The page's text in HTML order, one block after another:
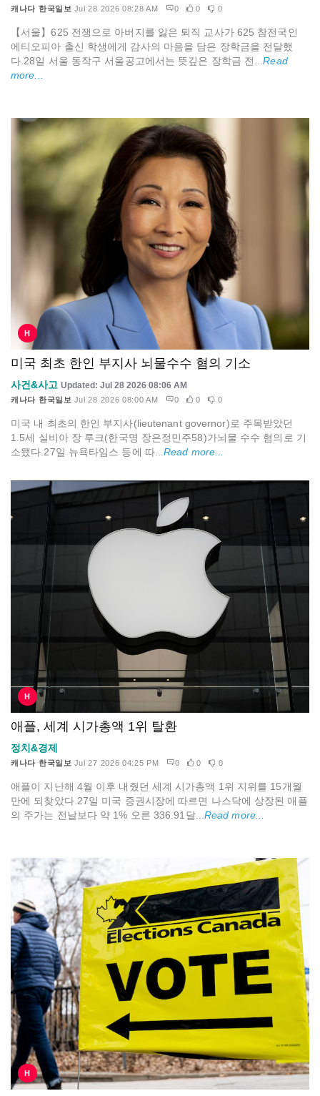
캐나다 한국일보 Jul 28 2026 08:28 AM 0 0 0
【서울】625 전쟁으로 아버지를 잃은 퇴직 교사가 625 참전국인
에티오피아 출신 학생에게 감사의 마음을 담은 장학금을 전달했
다.28일 서울 동작구 서울공고에서는 뜻깊은 장학금 전...Read
more...
H
미국 최초 한인 부지사 뇌물수수 혐의 기소
사건&사고 Updated: Jul 28 2026 08:06 AM
캐나다 한국일보 Jul 28 2026 08:00 AM 0 0 0
미국 내 최초의 한인 부지사(lieutenant governor)로 주목받았던
1.5세 실비아 장 루크(한국명 장은정민주58)가뇌물 수수 혐의로 기
소됐다.27일 뉴욕타임스 등에 따...Read more...
H
애플, 세계 시가총액 1위 탈환
정치&경제
캐나다 한국일보 Jul 27 2026 04:25 PM 0 0 0
애플이 지난해 4월 이후 내줬던 세계 시가총액 1위 지위를 15개월
만에 되찾았다.27일 미국 증권시장에 따르면 나스닥에 상장된 애플
의 주가는 전날보다 약 1% 오른 336.91달...Read more...
H